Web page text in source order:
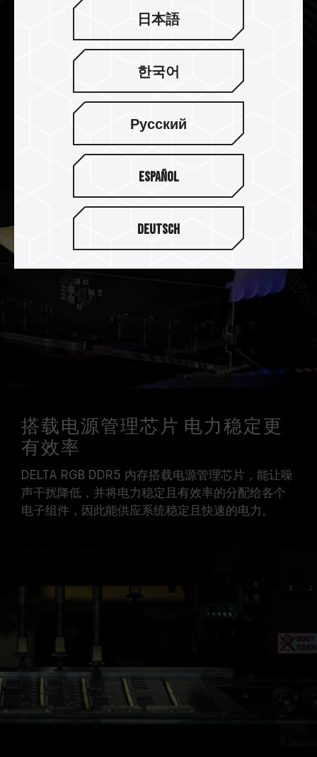
On-die ECC 除错机制 系统更稳定
DELTA 炫光 RGB DDR5 内存支持 On-die ECC 除
错机制，提供错误修正与侦测功能，在追求效能的
同时让系统更稳定。
搭载电源管理芯片 电力稳定更
有效率
DELTA RGB DDR5 内存搭载电源管理芯片，能让噪
声干扰降低，并将电力稳定且有效率的分配给各个
电子组件，因此能供应系统稳定且快速的电力。
日本語
한국어
Русский
Español
Deutsch